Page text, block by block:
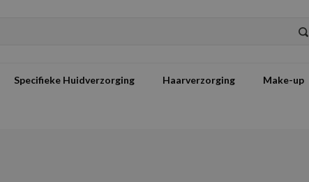
Specifieke Huidverzorging Haarverzorging Make-up